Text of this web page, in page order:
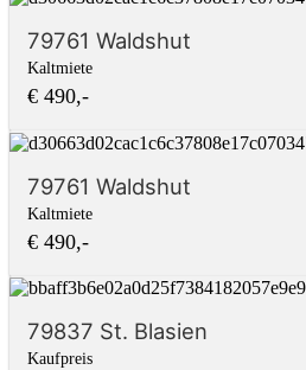
79761 Waldshut
Kaltmiete
€ 490,-
79761 Waldshut
Kaltmiete
€ 490,-
79837 St. Blasien
Kaufpreis